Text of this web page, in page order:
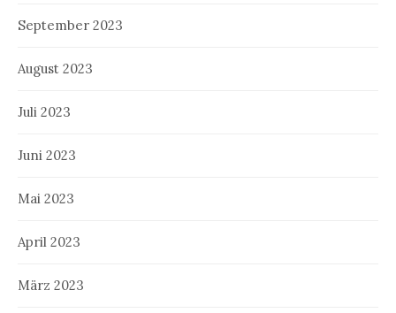
September 2023
August 2023
Juli 2023
Juni 2023
Mai 2023
April 2023
März 2023